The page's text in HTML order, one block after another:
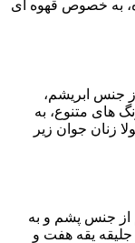
به خصوص قهوه ای
جنس ابریشم،
های متنوع، به
زنان جوان زیر
از جنس پشم و به
یقه هفت و